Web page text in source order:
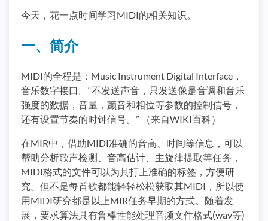
今天，花一点时间学习MIDI的相关知识。
一、简介
MIDI的全程是：Music Instrument Digital Interface，
音乐数字接口。“不发送声音，只发送像是音调和音乐
强度的数据，音量，颤音和相位等参数的控制信号，
还有设置节奏的时钟信号。” （来自WIKI百科）
在MIR中，借助MIDI准确的音高、时间等信息，可以
帮助分析歌声检测、音高估计、主旋律提取等任务，
MIDI格式的文件可以为其打上准确的标签，方便研
究。但不是每首歌都能轻轻松松获取其MIDI，所以使
用MIDI研究都是以上MIR任务早期的方式。随着发
展，要求算法具有鲁棒性能处理音频文件格式(wav等)